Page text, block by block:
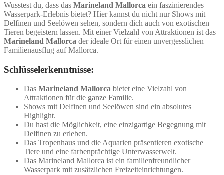
Wusstest du, dass das Marineland Mallorca ein faszinierendes
Wasserpark-Erlebnis bietet? Hier kannst du nicht nur Shows mit
Delfinen und Seelöwen sehen, sondern dich auch von exotischen
Tieren begeistern lassen. Mit einer Vielzahl von Attraktionen ist das
Marineland Mallorca der ideale Ort für einen unvergesslichen
Familienausflug auf Mallorca.
Schlüsselerkenntnisse:
Das Marineland Mallorca bietet eine Vielzahl von
Attraktionen für die ganze Familie.
Shows mit Delfinen und Seelöwen sind ein absolutes
Highlight.
Du hast die Möglichkeit, eine einzigartige Begegnung mit
Delfinen zu erleben.
Das Tropenhaus und die Aquarien präsentieren exotische
Tiere und eine farbenprächtige Unterwasserwelt.
Das Marineland Mallorca ist ein familienfreundlicher
Wasserpark mit zusätzlichen Freizeiteinrichtungen.